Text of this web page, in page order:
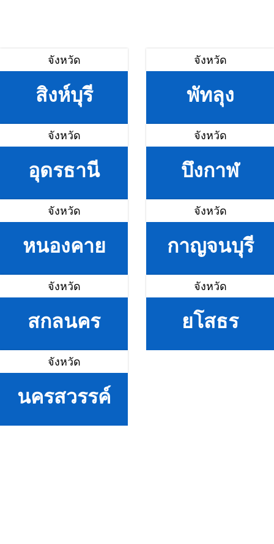
จังหวัด
สิงห์บุรี
จังหวัด
พัทลุง
จังหวัด
อุดรธานี
จังหวัด
บึงกาฬ
จังหวัด
หนองคาย
จังหวัด
กาญจนบุรี
จังหวัด
สกลนคร
จังหวัด
ยโสธร
จังหวัด
นครสวรรค์